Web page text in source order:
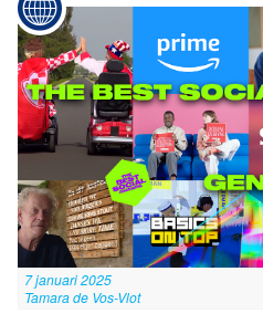
7 januari 2025
Tamara de Vos-Vlot